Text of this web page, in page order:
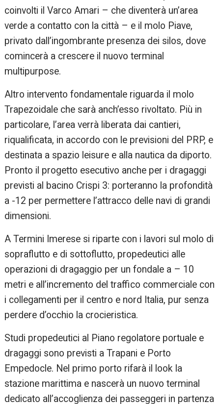
coinvolti il Varco Amari – che diventerà un’area
verde a contatto con la città – e il molo Piave,
privato dall’ingombrante presenza dei silos, dove
comincerà a crescere il nuovo terminal
multipurpose.
Altro intervento fondamentale riguarda il molo
Trapezoidale che sarà anch’esso rivoltato. Più in
particolare, l’area verrà liberata dai cantieri,
riqualificata, in accordo con le previsioni del PRP, e
destinata a spazio leisure e alla nautica da diporto.
Pronto il progetto esecutivo anche per i dragaggi
previsti al bacino Crispi 3: porteranno la profondità
a -12 per permettere l’attracco delle navi di grandi
dimensioni.
A Termini Imerese si riparte con i lavori sul molo di
sopraflutto e di sottoflutto, propedeutici alle
operazioni di dragaggio per un fondale a – 10
metri e all’incremento del traffico commerciale con
i collegamenti per il centro e nord Italia, pur senza
perdere d’occhio la crocieristica.
Studi propedeutici al Piano regolatore portuale e
dragaggi sono previsti a Trapani e Porto
Empedocle. Nel primo porto rifarà il look la
stazione marittima e nascerà un nuovo terminal
dedicato all’accoglienza dei passeggeri in partenza